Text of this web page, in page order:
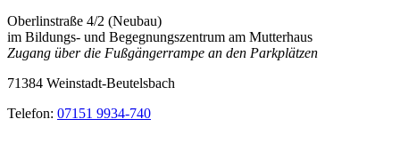
Oberlinstraße 4/2 (Neubau)
im Bildungs- und Begegnungszentrum am Mutterhaus
Zugang über die Fußgängerrampe an den Parkplätzen
71384 Weinstadt-Beutelsbach
Telefon: 07151 9934-740